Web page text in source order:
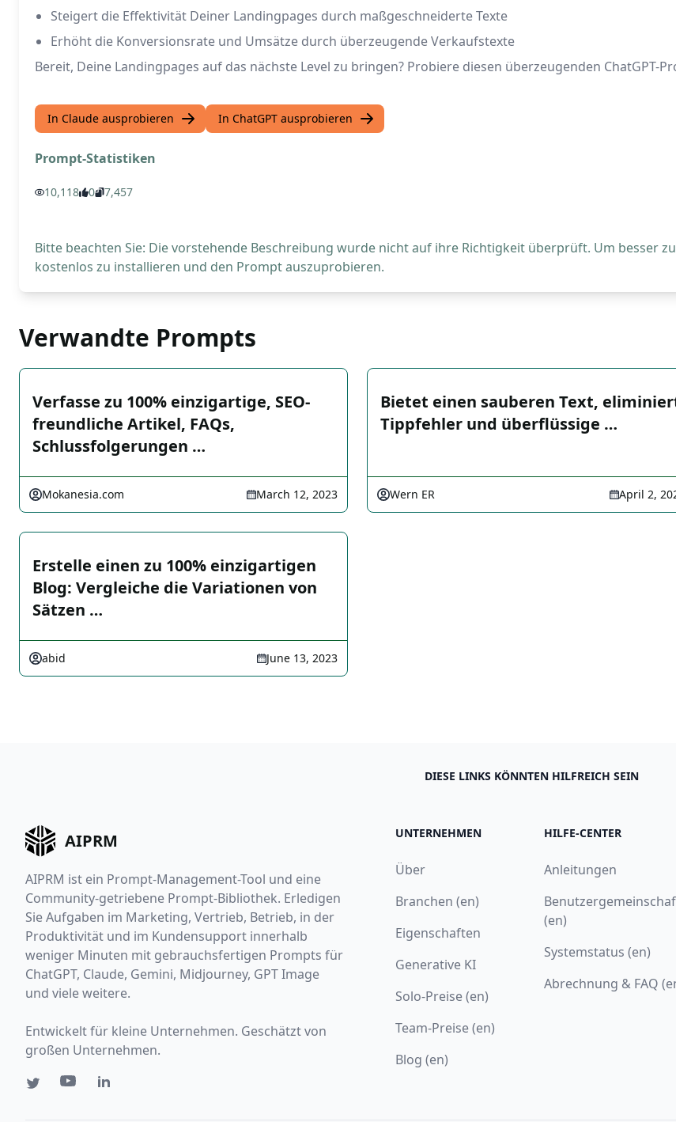
Steigert die Effektivität Deiner Landingpages durch maßgeschneiderte Texte
Erhöht die Konversionsrate und Umsätze durch überzeugende Verkaufstexte
Bereit, Deine Landingpages auf das nächste Level zu bringen? Probiere diesen überzeugenden ChatGPT-
In Claude ausprobieren In ChatGPT ausprobieren
Prompt-Statistiken
10,118 0 7,457
Bitte beachten Sie: Die vorstehende Beschreibung wurde nicht auf ihre Richtigkeit überprüft. Um besser
kostenlos zu installieren und den Prompt auszuprobieren.
Verwandte Prompts
Verfasse zu 100% einzigartige, SEO-
freundliche Artikel, FAQs,
Schlussfolgerungen …
Mokanesia.com March 12, 2023
Bietet einen sauberen Text,
Tippfehler und überflüssige …
Wern ER April 2,
Erstelle einen zu 100% einzigartigen
Blog: Vergleiche die Variationen von
Sätzen …
abid June 13, 2023
DIESE LINKS KÖNNTEN HILFREICH SEIN
AIPRM
AIPRM ist ein Prompt-Management-Tool und eine
Community-getriebene Prompt-Bibliothek. Erledigen
Sie Aufgaben im Marketing, Vertrieb, Betrieb, in der
Produktivität und im Kundensupport innerhalb
weniger Minuten mit gebrauchsfertigen Prompts für
ChatGPT, Claude, Gemini, Midjourney, GPT Image
und viele weitere.
Entwickelt für kleine Unternehmen. Geschätzt von
großen Unternehmen.
UNTERNEHMEN
Über
Branchen (en)
Eigenschaften
Generative KI
Solo-Preise (en)
Team-Preise (en)
Blog (en)
HILFE-CENTER
Anleitungen
(en)
Systemstatus (en)
Abrechnung & FAQ